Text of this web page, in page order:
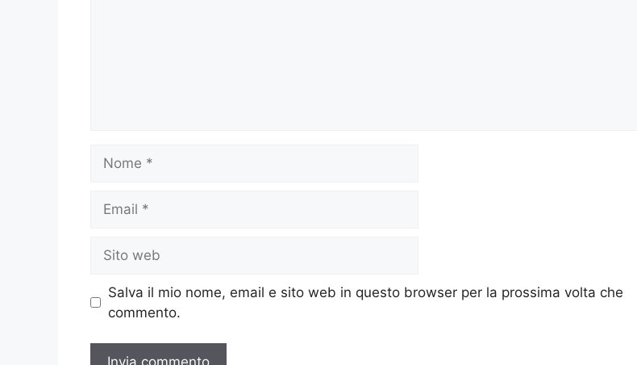
web
Salva il mio nome, email e sito web in questo browser per la prossima volta che
commento.